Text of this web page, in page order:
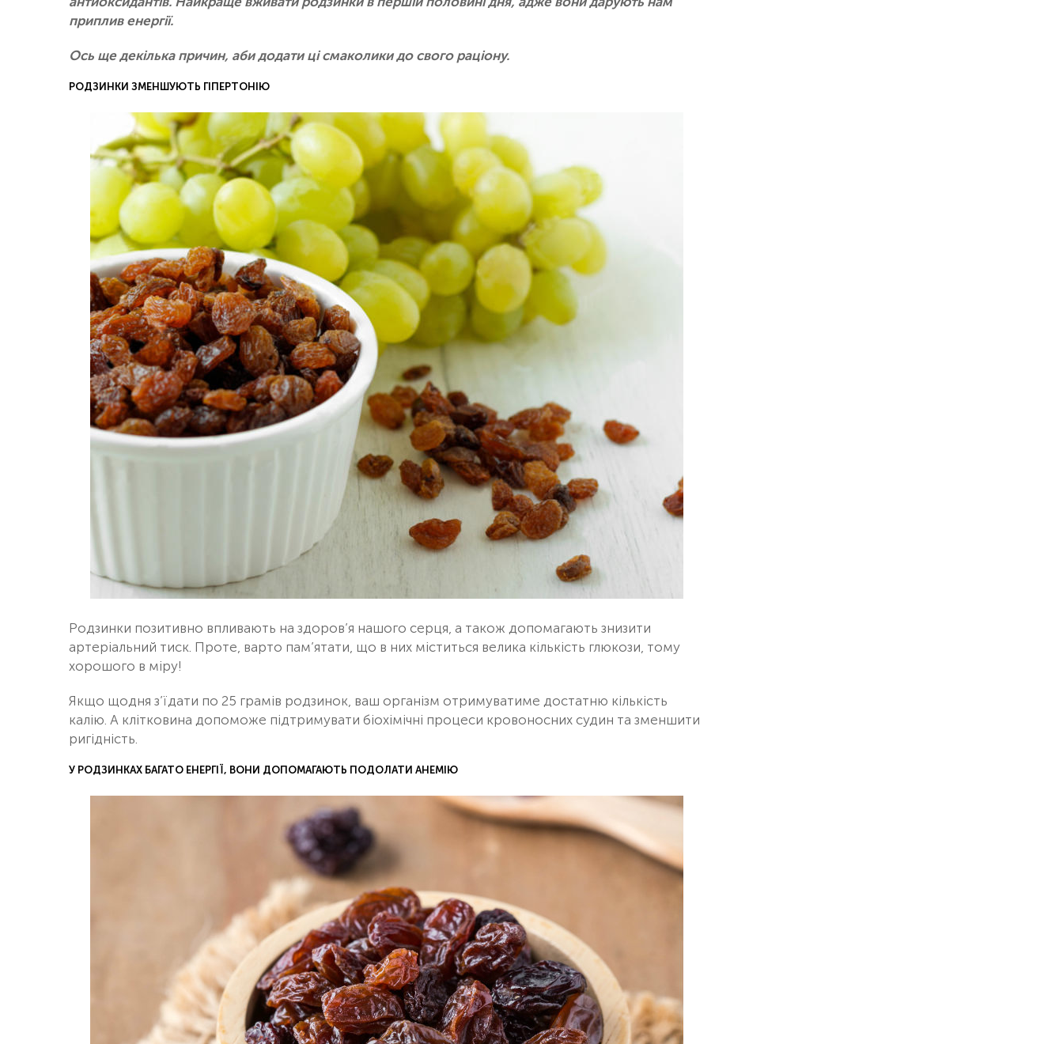
приплив енергії.
Ось ще декілька причин, аби додати ці смаколики до свого раціону.
РОДЗИНКИ ЗМЕНШУЮТЬ ГІПЕРТОНІЮ
Родзинки позитивно впливають на здоров’я нашого серця, а також допомагають знизити
артеріальний тиск. Проте, варто пам’ятати, що в них міститься велика кількість глюкози, тому
хорошого в міру!
Якщо щодня з’їдати по 25 грамів родзинок, ваш організм отримуватиме достатню кількість
калію. А клітковина допоможе підтримувати біохімічні процеси кровоносних судин та зменшити
ригідність.
У РОДЗИНКАХ БАГАТО ЕНЕРГІЇ, ВОНИ ДОПОМАГАЮТЬ ПОДОЛАТИ АНЕМІЮ